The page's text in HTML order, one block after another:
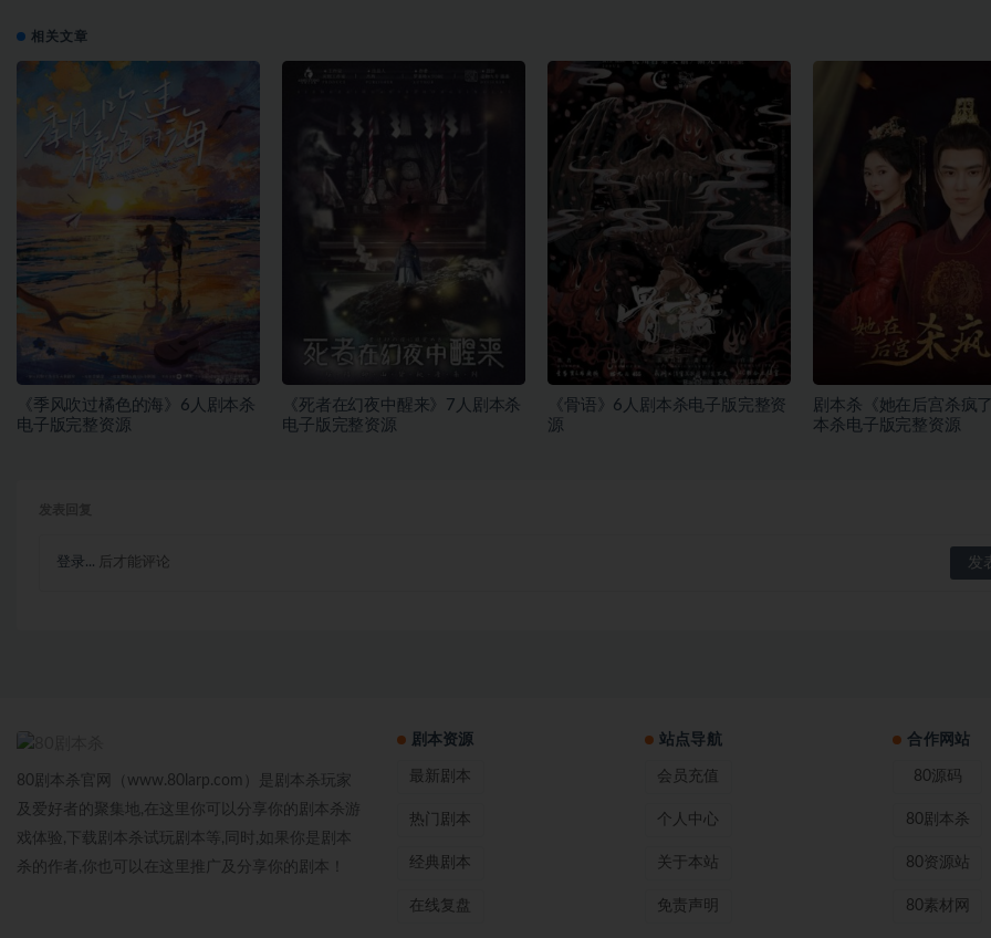
相关文章
《季风吹过橘色的海》6人剧本杀
电子版完整资源
《死者在幻夜中醒来》7人剧本杀
电子版完整资源
《骨语》6人剧本杀电子版完整资
源
剧本杀《她在后宫杀疯
本杀电子版完整资源
登录... 后才能评论
80剧本杀官网（www.80larp.com）是剧本杀玩家
及爱好者的聚集地,在这里你可以分享你的剧本杀游
戏体验,下载剧本杀试玩剧本等,同时,如果你是剧本
杀的作者,你也可以在这里推广及分享你的剧本！
剧本资源
最新剧本
热门剧本
经典剧本
在线复盘
站点导航
会员充值
个人中心
关于本站
免责声明
合作网站
80源码
80剧本杀
80资源站
80素材网